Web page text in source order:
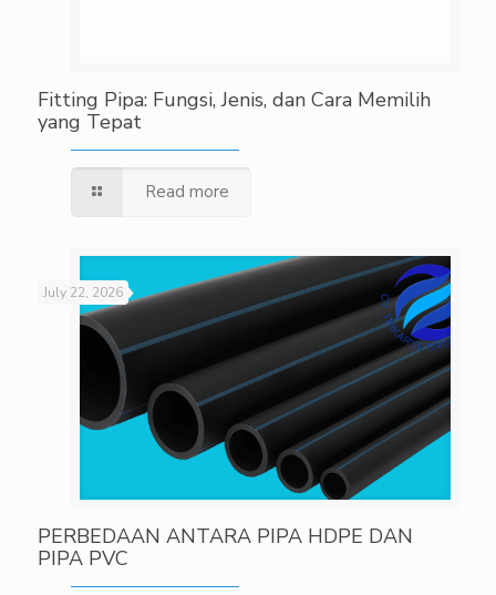
Fitting Pipa: Fungsi, Jenis, dan Cara Memilih
yang Tepat
Read more
July 22, 2026
PERBEDAAN ANTARA PIPA HDPE DAN
PIPA PVC